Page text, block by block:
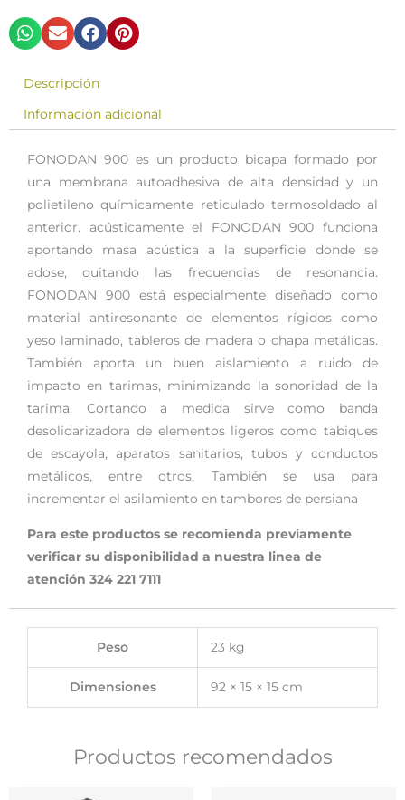
Descripción
Información adicional
FONODAN 900 es un producto bicapa formado por
una membrana autoadhesiva de alta densidad y un
polietileno químicamente reticulado termosoldado al
anterior. acústicamente el FONODAN 900 funciona
aportando masa acústica a la superficie donde se
adose, quitando las frecuencias de resonancia.
FONODAN 900 está especialmente diseñado como
material antiresonante de elementos rígidos como
yeso laminado, tableros de madera o chapa metálicas.
También aporta un buen aislamiento a ruido de
impacto en tarimas, minimizando la sonoridad de la
tarima. Cortando a medida sirve como banda
desolidarizadora de elementos ligeros como tabiques
de escayola, aparatos sanitarios, tubos y conductos
metálicos, entre otros. También se usa para
incrementar el asilamiento en tambores de persiana
Para este productos se recomienda previamente
verificar su disponibilidad a nuestra linea de
atención 324 221 7111
Peso 23 kg
Dimensiones 92 × 15 × 15 cm
Productos recomendados